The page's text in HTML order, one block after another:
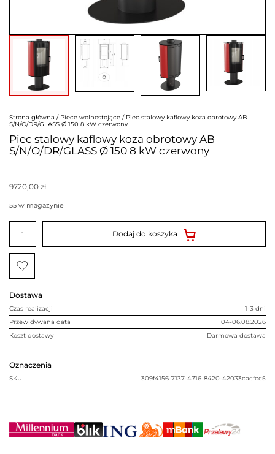
Strona główna / Piece wolnostojące / Piec stalowy kaflowy koza obrotowy AB
S/N/O/DR/GLASS Ø 150 8 kW czerwony
Piec stalowy kaflowy koza obrotowy AB
S/N/O/DR/GLASS Ø 150 8 kW czerwony
Dostawa
Czas realizacji
1-3 dni
Przewidywana data
04-06.08.2026
Koszt dostawy
Darmowa dostawa
Oznaczenia
SKU 309f4156-7137-4716-8420-42033cacfcc5
9720,00 zł
55 w magazynie
ilość
Piec
kaflowy
koza
obrotowy
S/N/O/DR/GLASS
150
8
kW
czerwony
Dodaj do koszyka